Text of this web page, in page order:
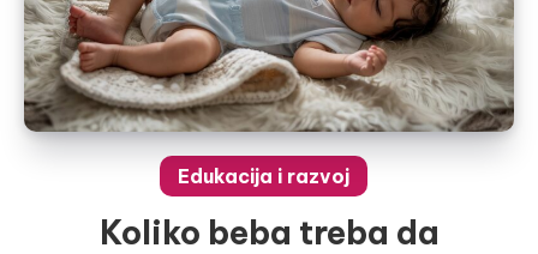
Edukacija i razvoj
Koliko beba treba da